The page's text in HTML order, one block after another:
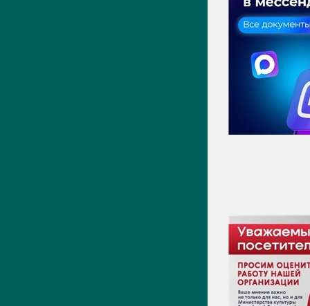
Актуально
Новости
Фото